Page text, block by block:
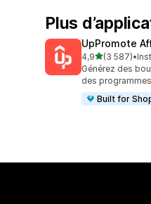
Plus
UpPromote
4,9étoile(s) sur 5
(3 587)
3587 avis au•
Générez des
des programmes
Built for